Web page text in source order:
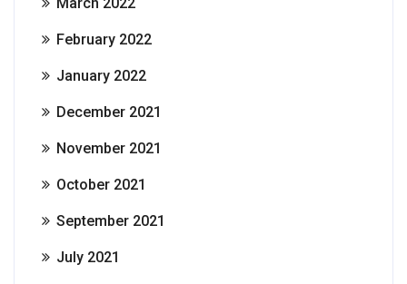
February 2022
January 2022
December 2021
November 2021
October 2021
September 2021
July 2021